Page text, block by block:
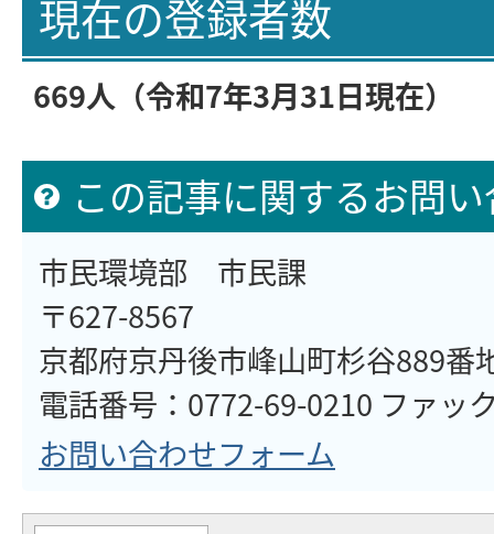
現在の登録者数
669人（令和7年3月31日現在）
この記事に関するお問
市民環境部 市民課
〒627-8567
京都府京丹後市峰山町杉谷889番
電話番号：0772-69-0210 ファッ
お問い合わせフォーム